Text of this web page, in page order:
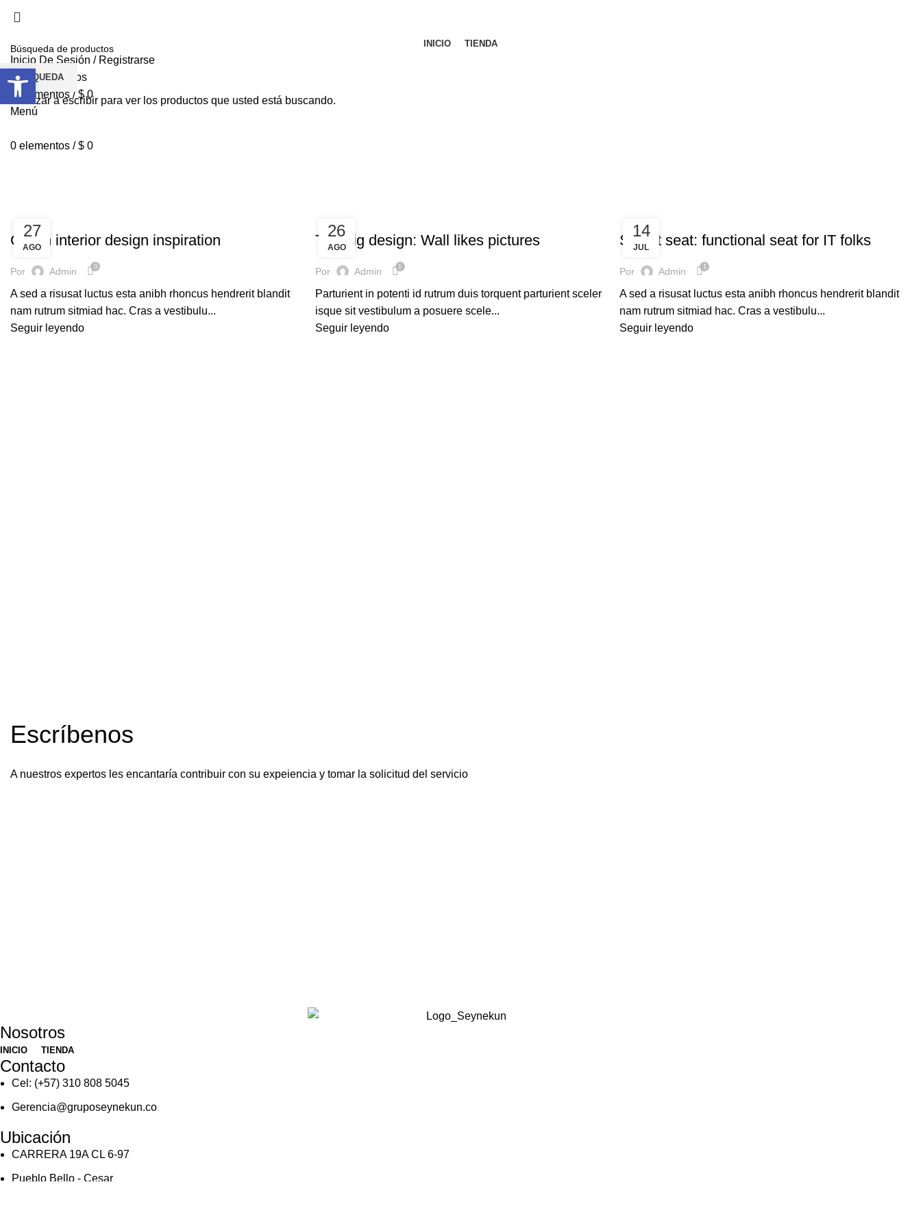
INICIO TIENDA
Inicio De Sesión / Registrarse
Lista de deseos
0elementos / $0
Menú
0 elementos / $ 0
27
AGO
Green interior design inspiration
Por Admin 0
A sed a risusat luctus esta anibh rhoncus hendrerit blandit
nam rutrum sitmiad hac. Cras a vestibulu...
Seguir leyendo
26
AGO
The big design: Wall likes pictures
Por Admin 1
Parturient in potenti id rutrum duis torquent parturient sceler
isque sit vestibulum a posuere scele...
Seguir leyendo
14
JUL
Sweet seat: functional seat for IT folks
Por Admin 1
A sed a risusat luctus esta anibh rhoncus hendrerit blandit
nam rutrum sitmiad hac. Cras a vestibulu...
Seguir leyendo
Escríbenos
A nuestros expertos les encantaría contribuir con su expeiencia y tomar la solicitud del servicio
Nosotros
INICIO TIENDA
Contacto
Cel: (+57) 310 808 5045
Gerencia@gruposeynekun.co
Ubicación
CARRERA 19A CL 6-97
Pueblo Bello - Cesar
BÚSQUEDA
Comenzar a escribir para ver los productos que usted está buscando.
Abrir barra de herramientas